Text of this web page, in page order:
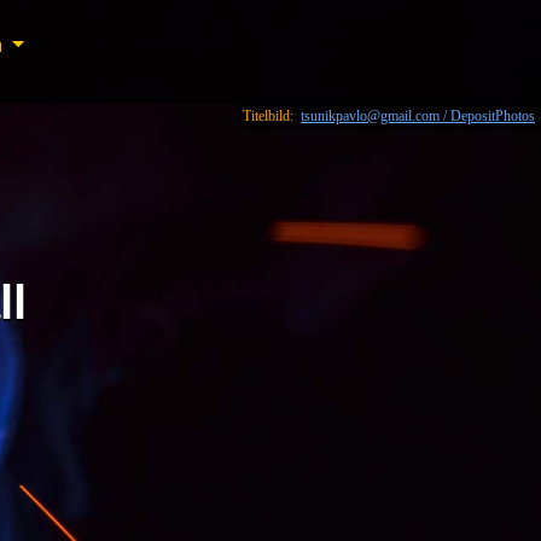
Titelbild: tsunikpavlo@gmail.com / DepositPhotos